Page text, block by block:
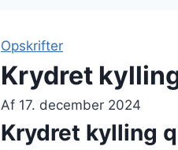
Opskrifter
Krydret
Af 17. december 2024
Krydret kylling